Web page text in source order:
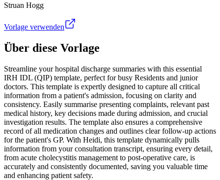
Struan Hogg
Vorlage verwenden
Über diese Vorlage
Streamline your hospital discharge summaries with this essential
IRH IDL (QIP) template, perfect for busy Residents and junior
doctors. This template is expertly designed to capture all critical
information from a patient's admission, focusing on clarity and
consistency. Easily summarise presenting complaints, relevant past
medical history, key decisions made during admission, and crucial
investigation results. The template also ensures a comprehensive
record of all medication changes and outlines clear follow-up actions
for the patient's GP. With Heidi, this template dynamically pulls
information from your consultation transcript, ensuring every detail,
from acute cholecystitis management to post-operative care, is
accurately and consistently documented, saving you valuable time
and enhancing patient safety.